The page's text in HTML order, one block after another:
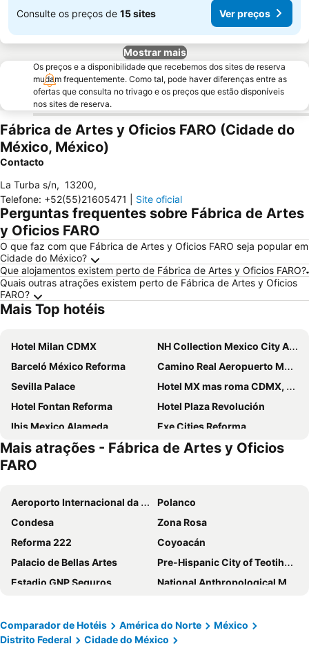
Consulte os preços de 15 sites Ver preços
Mostrar mais
Os preços e a disponibilidade que recebemos dos sites de reserva
mudam frequentemente. Como tal, pode haver diferenças entre as
ofertas que consulta no trivago e os preços que estão disponíveis
nos sites de reserva.
Fábrica de Artes y Oficios FARO (Cidade do
México, México)
Contacto
La Turba s/n, 13200,
Telefone: +52(55)21605471 Site oficial
Perguntas frequentes sobre Fábrica de Artes
y Oficios FARO
O que faz com que Fábrica de Artes y Oficios FARO seja popular em
Cidade do México?
Que alojamentos existem perto de Fábrica de Artes y Oficios FARO?
Quais outras atrações existem perto de Fábrica de Artes y Oficios
FARO?
Mais Top hotéis
Hotel Milan CDMX
NH Collection Mexico City Airport T2
Barceló México Reforma
Camino Real Aeropuerto Mexico
Sevilla Palace
Hotel MX mas roma CDMX, Trademark Collection by Wyndham
Hotel Fontan Reforma
Hotel Plaza Revolución
Ibis Mexico Alameda
Exe Cities Reforma
Ibis Styles Mexico Reforma
NH Collection Mexico City Centro Histórico
Hotel & Villas 7
Hotel & Suites PF
Hotel Templo Mayor
Hotel MX condesa CDMX, Trademark Collection by Wyndham
Hotel Imperial Reforma
Hotel Benidorm
Hotel Canada Central
Hotel Royal Reforma
Hotel MX aeropuerto CDMX, Trademark Collection by Wyndham
Hotel Catedral
Krystal Urban Aeropuerto Ciudad de Mexico
Novotel Mexico City World Trade Center
Historico Central Hotel
Mais atrações - Fábrica de Artes y Oficios
FARO
Aeroporto Internacional da Cidade do México
Polanco
Condesa
Zona Rosa
Reforma 222
Coyoacán
Palacio de Bellas Artes
Pre-Hispanic City of Teotihuacan
Estadio GNP Seguros
National Anthropological Museum
Toluca - Barcelona SC - Copa Libertadores 2013
Mexico City International Airport
Álvaro Obregón
Fábrica de Artes y Oficios FARO
Comparador de Hotéis América do Norte
México
Distrito Federal
Cidade do México